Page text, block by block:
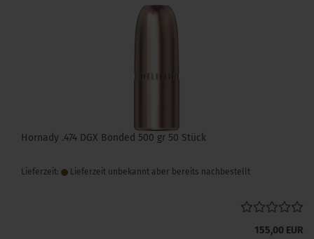
Hornady .474 DGX Bonded 500 gr 50 Stück
Lieferzeit: Lieferzeit unbekannt aber bereits nachbestellt
155,00 EUR